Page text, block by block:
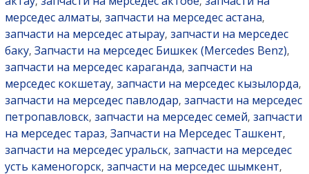
мерседес алматы, запчасти на мерседес астана,
запчасти на мерседес атырау, запчасти на мерседес
баку, Запчасти на мерседес Бишкек (Mercedes Benz),
запчасти на мерседес караганда, запчасти на
мерседес кокшетау, запчасти на мерседес кызылорда,
запчасти на мерседес павлодар, запчасти на мерседес
петропавловск, запчасти на мерседес семей, запчасти
на мерседес тараз, Запчасти на Мерседес Ташкент,
запчасти на мерседес уральск, запчасти на мерседес
усть каменогорск, запчасти на мерседес шымкент,